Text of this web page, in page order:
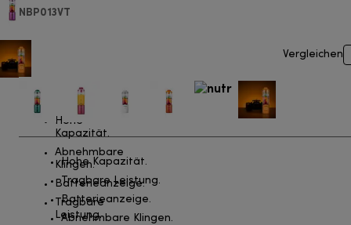
Hohe
Kapazität.
Abnehmbare
Klingen.
Batterieanzeige.
Tragbare
Leistung.
NBP013VT
Vergleichen
Hohe Kapazität.
Tragbare Leistung.
Batterieanzeige.
Abnehmbare Klingen.